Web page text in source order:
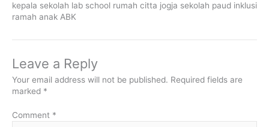
kepala sekolah lab school rumah citta jogja sekolah paud inklusi
ramah anak ABK
Leave a Reply
Your email address will not be published. Required fields are
marked *
Comment *